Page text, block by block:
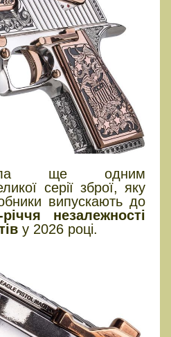
ще одним
серії зброї, яку
випускають до
річчя незалежності
у 2026 році.